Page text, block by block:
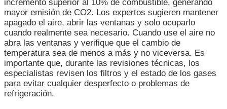
incremento superior al 10% de combustible, generando
mayor emisión de CO2. Los expertos sugieren mantener
apagado el aire, abrir las ventanas y solo ocuparlo
cuando realmente sea necesario. Cuando use el aire no
abra las ventanas y verifique que el cambio de
temperatura sea de menos a más y no viceversa. Es
importante que, durante las revisiones técnicas, los
especialistas revisen los filtros y el estado de los gases
para evitar cualquier desperfecto o problemas de
refrigeración.